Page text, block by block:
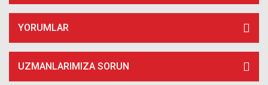
YORUMLAR
UZMANLARIMIZA SORUN